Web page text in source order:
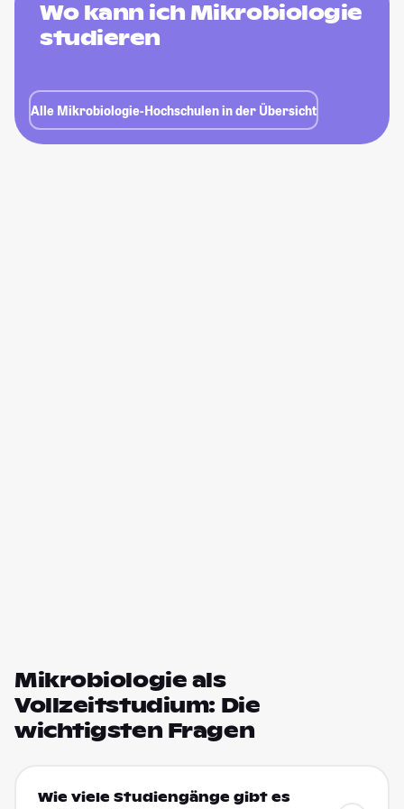
Wo kann ich Mikrobiologie
studieren
Alle Mikrobiologie-Hochschulen in der Übersicht
Mikrobiologie als
Vollzeitstudium: Die
wichtigsten Fragen
Wie viele Studiengänge gibt es